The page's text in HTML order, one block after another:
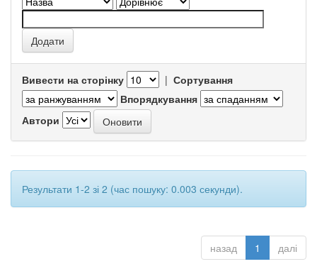
Вивести на сторінку | Сортування
Впорядкування
Автори
Результати 1-2 зі 2 (час пошуку: 0.003 секунди).
назад 1 далі